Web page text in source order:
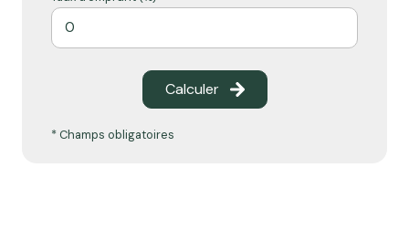
Calculer
* Champs obligatoires